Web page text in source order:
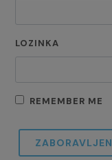
LOZINKA
REMEMBER ME